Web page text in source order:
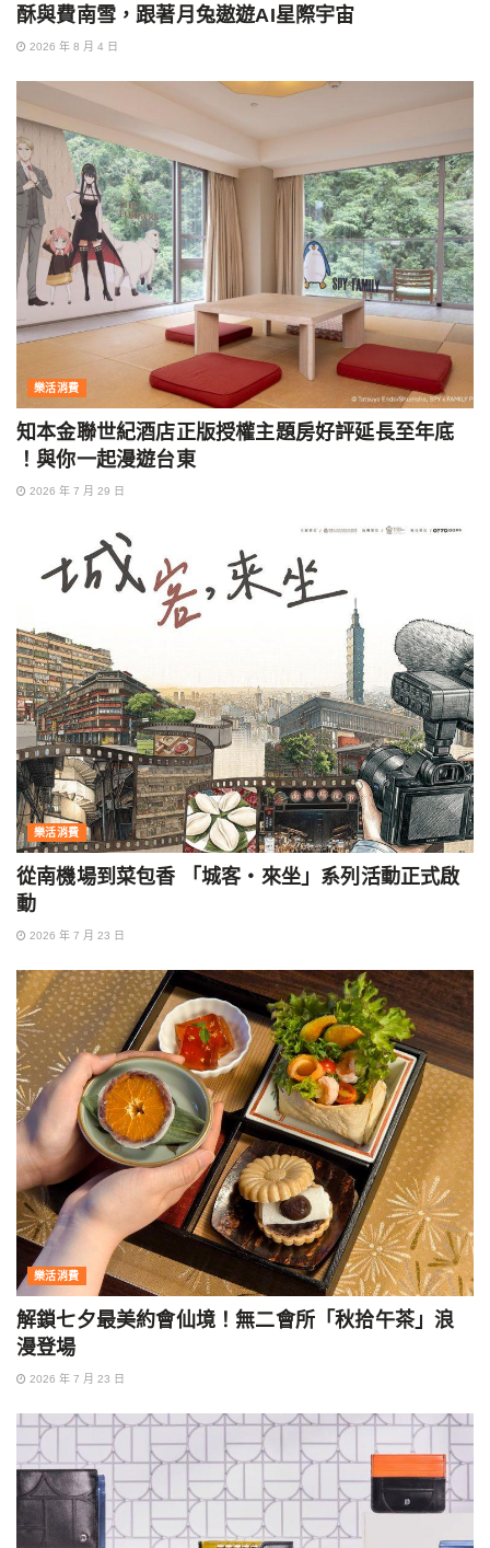
酥與費南雪，跟著月兔遨遊AI星際宇宙
2026 年 8 月 4 日
樂活消費
知本金聯世紀酒店正版授權主題房好評延長至年底
！與你一起漫遊台東
2026 年 7 月 29 日
樂活消費
從南機場到菜包香 「城客・來坐」系列活動正式啟
動
2026 年 7 月 23 日
樂活消費
解鎖七夕最美約會仙境！無二會所「秋拾午茶」浪
漫登場
2026 年 7 月 23 日